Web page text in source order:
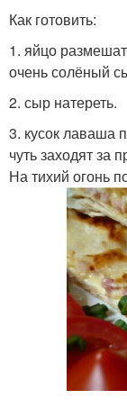
Как готовить:
1. яйцо
очень солёный
2. сыр натереть.
3. кусок лаваша
чуть заходят за
На тихий огонь